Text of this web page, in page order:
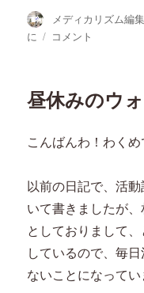
投
稿
メディカリズム編
に
ぎ
腰
IT
の
代
に
コメント
昼休みのウ
こんばんわ！わく
以前の日記で、活
いて書きましたが
としておりまして
しているので、毎
ないことになってい